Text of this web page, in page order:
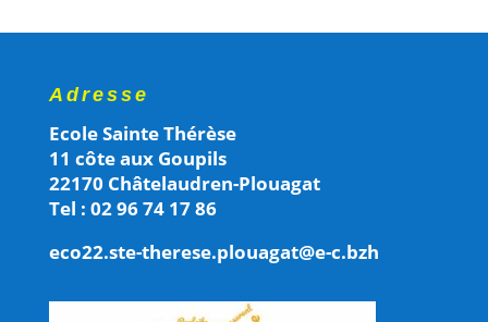
Adresse
Ecole Sainte Thérèse
11 côte aux Goupils
22170 Châtelaudren-Plouagat
Tel : 02 96 74 17 86
eco22.ste-therese.plouagat@e-c.bzh